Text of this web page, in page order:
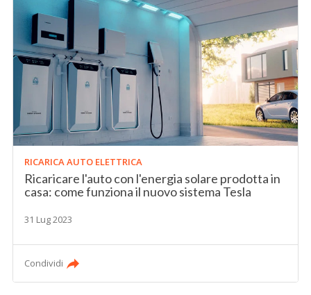
RICARICA AUTO ELETTRICA
Ricaricare l'auto con l'energia solare prodotta in
casa: come funziona il nuovo sistema Tesla
31 Lug 2023
Condividi